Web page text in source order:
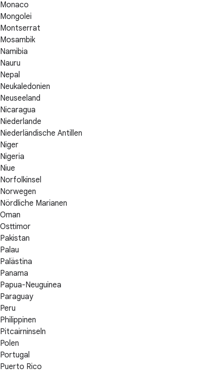
Monaco
Mongolei
Montserrat
Mosambik
Namibia
Nauru
Nepal
Neukaledonien
Neuseeland
Nicaragua
Niederlande
Niederländische Antillen
Niger
Nigeria
Niue
Norfolkinsel
Norwegen
Nördliche Marianen
Oman
Osttimor
Pakistan
Palau
Palästina
Panama
Papua-Neuguinea
Paraguay
Peru
Philippinen
Pitcairninseln
Polen
Portugal
Puerto Rico